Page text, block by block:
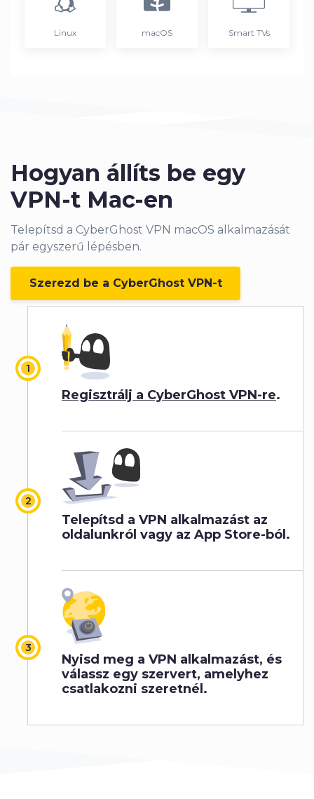
Linux macOS Smart TVs
Hogyan állíts be egy
VPN-t Mac-en
Telepítsd a CyberGhost VPN macOS alkalmazását
pár egyszerű lépésben.
Szerezd be a CyberGhost VPN-t
Regisztrálj a CyberGhost VPN-re.
Telepítsd a VPN alkalmazást az
oldalunkról vagy az App Store-ból.
Nyisd meg a VPN alkalmazást, és
válassz egy szervert, amelyhez
csatlakozni szeretnél.